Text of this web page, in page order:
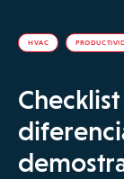
HVAC